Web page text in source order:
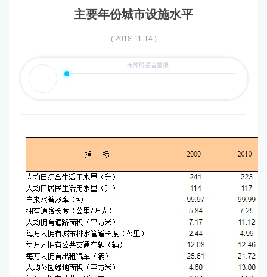
主要年份城市设施水平
( 2018-11-14 )